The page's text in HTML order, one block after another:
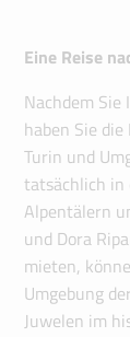
Eine Reise
Nachdem Sie
haben Sie
Turin und
tatsächlich in
Alpentälern
und Dora
mieten,
Umgebung
Juwelen im